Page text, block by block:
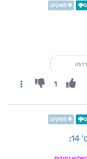
❄️ משקיען
1
❄️ משקיען
: